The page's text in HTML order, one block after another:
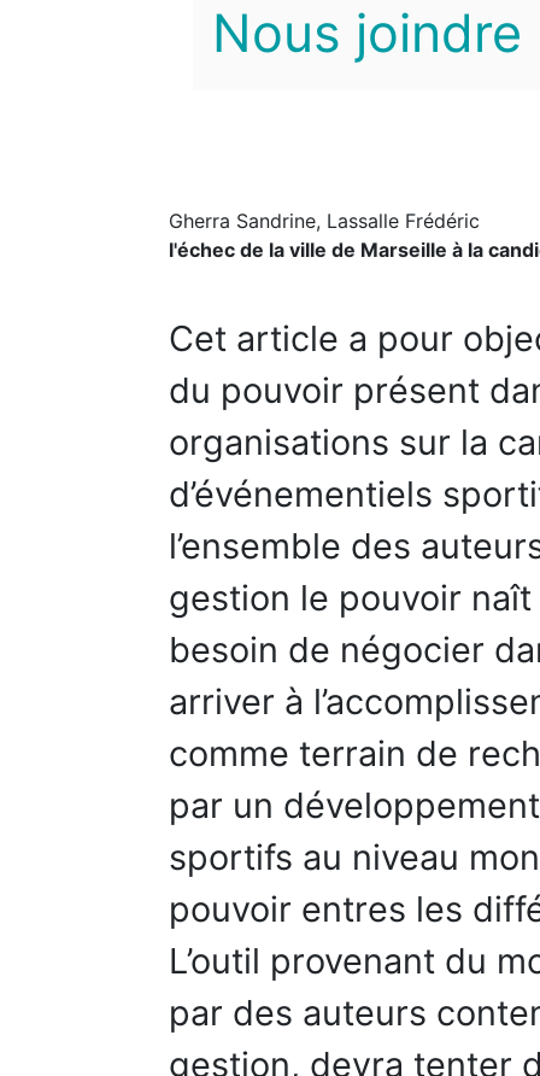
Nous joindre
Gherra Sandrine, Lassalle Frédéric
l'échec de la ville de Marseille à la
Cet article a pour
du pouvoir présent
organisations sur la
d’événementiels
l’ensemble des
gestion le pouvoir
besoin de négocier
arriver à
comme terrain de
par un
sportifs au niveau
pouvoir entres les
L’outil provenant du
par des auteurs
gestion, devra tenter